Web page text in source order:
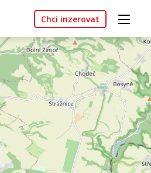
Chci inzerovat